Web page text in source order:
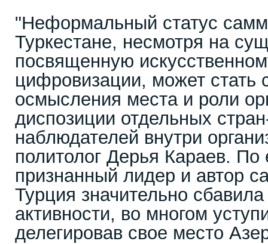
"Неформальный статус
Туркестане, несмотря на
посвященную
цифровизации, может стать
осмысления места и роли
диспозиции отдельных
наблюдателей внутри
политолог Дерья Караев. По
признанный лидер и автор
Турция значительно
активности, во многом
делегировав свое место